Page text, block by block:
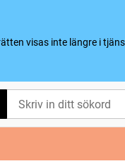
visas inte längre i